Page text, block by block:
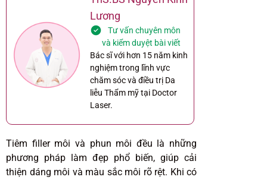
Lương
Tư vấn chuyên môn
và kiểm duyệt bài viết
Bác sĩ với hơn 15 năm kinh
nghiệm trong lĩnh vực
chăm sóc và điều trị Da
liễu Thẩm mỹ tại Doctor
Laser.
Tiêm filler môi và phun môi đều là những
phương pháp làm đẹp phổ biến, giúp cải
thiện dáng môi và màu sắc môi rõ rệt. Khi có